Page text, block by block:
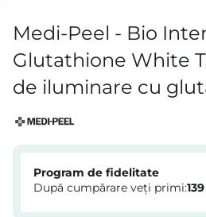
Medi-Peel - Bio
Glutathione White
de iluminare cu
Program de fidelitate
După cumpărare veți primi:139